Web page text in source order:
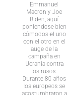
Emmanuel
Macron y Joe
Biden, aquí
poniéndose bien
cómodos el uno
con el otro en el
auge de la
campaña en
Ucrania contra
los rusos.
Durante 80 años
los europeos se
acostumbraron a